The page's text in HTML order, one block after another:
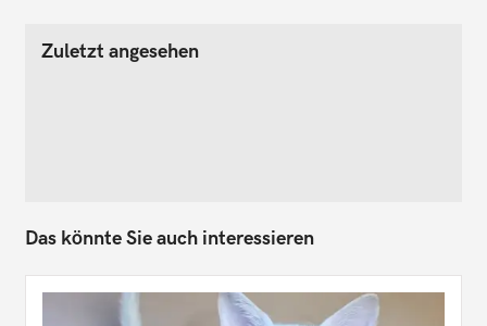
Zuletzt angesehen
Das könnte Sie auch interessieren